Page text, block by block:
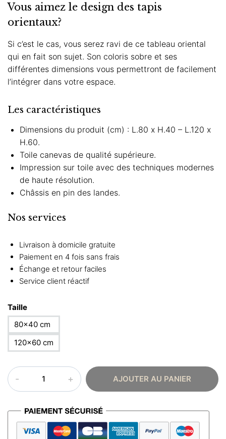
59,90 €
89,90 €
prix :
à
71,92 €
Vous aimez le design des tapis
orientaux?
Si c’est le cas, vous serez ravi de ce tableau oriental
qui en fait son sujet. Son coloris sobre et ses
différentes dimensions vous permettront de facilement
l’intégrer dans votre espace.
Les caractéristiques
Dimensions du produit (cm) : L.80 x H.40 – L.120 x
H.60.
Toile canevas de qualité supérieure.
Impression sur toile avec des techniques modernes
de haute résolution.
Châssis en pin des landes.
Nos services
Livraison à domicile gratuite
Paiement en 4 fois sans frais
Échange et retour faciles
Service client réactif
Taille
80×40 cm
120×60 cm
quantité
de
oriental
Tapis
AJOUTER AU PANIER